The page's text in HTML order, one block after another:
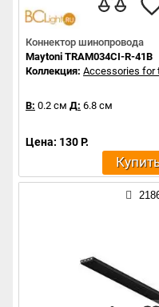
Коннектор шинопровода
Maytoni TRAM034CI-R-41B
Коллекция: Accessories for
В: 0.2 см Д: 6.8 см
Цена: 130 Р.